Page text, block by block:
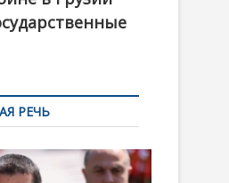
РЕЧЬ